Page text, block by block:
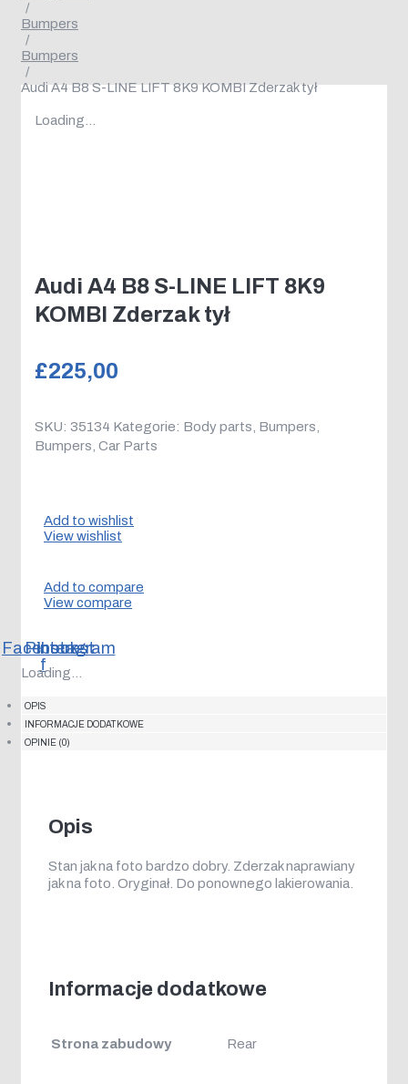
/
Bumpers
/
Bumpers
/
Audi A4 B8 S-LINE LIFT 8K9 KOMBI Zderzak tył
Loading...
Audi A4 B8 S-LINE LIFT 8K9
KOMBI Zderzak tył
£225,00
SKU: 35134 Kategorie: Body parts Bumpers
Bumpers Car Parts
Add to wishlist
View wishlist
Add to compare
View compare
Facebook-
f
Pinterest
Instagram
Loading...
OPIS
INFORMACJE DODATKOWE
OPINIE (0)
Opis
Stan jak na foto bardzo dobry. Zderzak naprawiany
jak na foto. Oryginał. Do ponownego lakierowania.
Informacje dodatkowe
Strona zabudowy Rear